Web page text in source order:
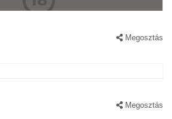
Megosztás
Megosztás